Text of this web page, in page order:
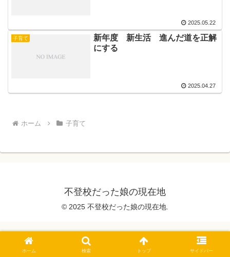
2025.05.22
子育て
新年度 新生活 進んだ道を正解
にする
2025.04.27
ホーム 子育て
不登校だった娘の現在地
© 2025 不登校だった娘の現在地.
ホーム 検索 トップ サイドバー